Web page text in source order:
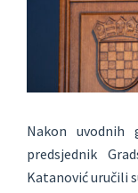
Nakon uvodnih
predsjednik
Katanović uručili